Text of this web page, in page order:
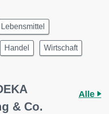
Lebensmittel
Handel Wirtschaft
& Co.
Alle